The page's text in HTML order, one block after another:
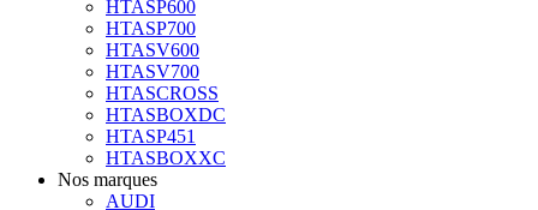
HTASP600
HTASP700
HTASV600
HTASV700
HTASCROSS
HTASBOXDC
HTASP451
HTASBOXXC
Nos marques
AUDI